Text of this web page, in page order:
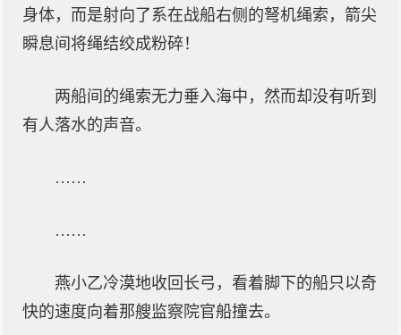
身体，而是射向了系在战船右侧的弩机绳索，箭尖
瞬息间将绳结绞成粉碎！
两船间的绳索无力垂入海中，然而却没有听到
有人落水的声音。
……
……
燕小乙冷漠地收回长弓，看着脚下的船只以奇
快的速度向着那艘监察院官船撞去。